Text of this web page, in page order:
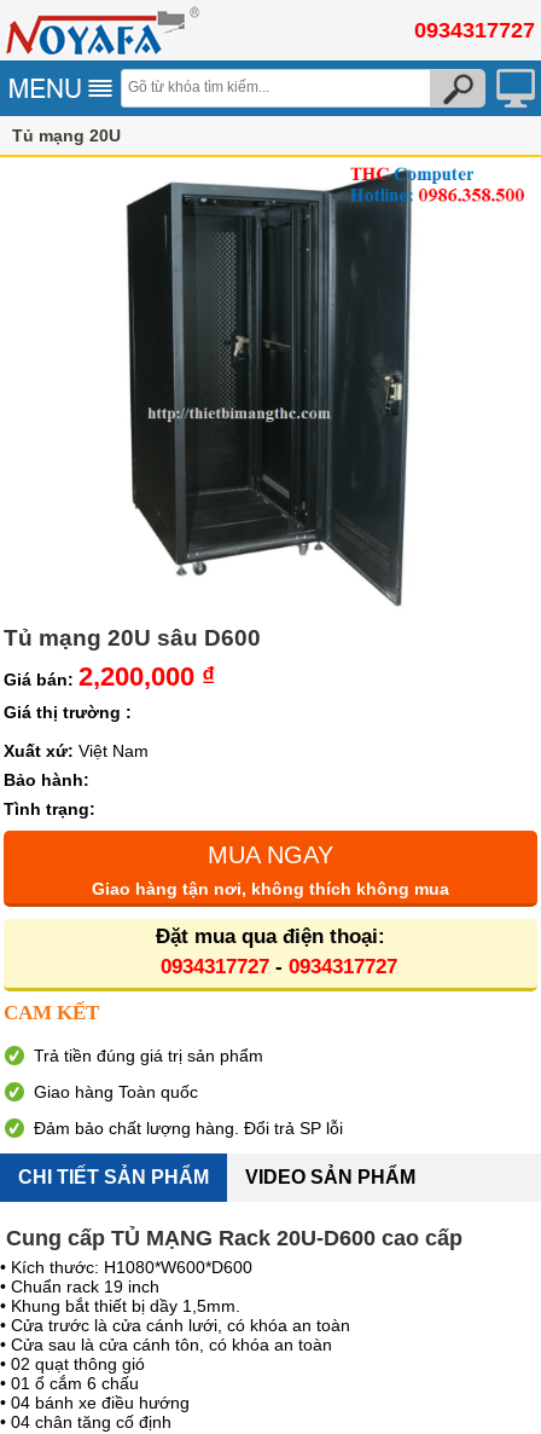
0934317727
Tủ mạng 20U
Tủ mạng 20U sâu D600
Giá bán: 2,200,000 ₫
Giá thị trường :
Xuất xứ: Việt Nam
Bảo hành:
Tình trạng:
MUA NGAY
Giao hàng tận nơi, không thích không mua
Đặt mua qua điện thoại:
0934317727- 0934317727
CAM KẾT
Trả tiền đúng giá trị sản phẩm
Giao hàng Toàn quốc
Đảm bảo chất lượng hàng. Đổi trả SP lỗi
CHI TIẾT SẢN PHẨM VIDEO SẢN PHẨM
Cung cấp TỦ MẠNG Rack 20U-D600 cao cấp
• Kích thước: H1080*W600*D600
• Chuẩn rack 19 inch
• Khung bắt thiết bị dầy 1,5mm.
• Cửa trước là cửa cánh lưới, có khóa an toàn
• Cửa sau là cửa cánh tôn, có khóa an toàn
• 02 quạt thông gió
• 01 ổ cắm 6 chấu
• 04 bánh xe điều hướng
• 04 chân tăng cố định